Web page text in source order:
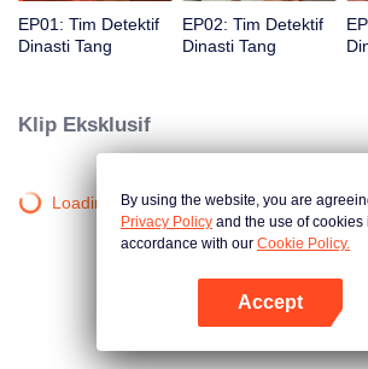
EP01: Tim Detektif
Dinasti Tang
EP02: Tim Detektif
Dinasti Tang
Klip Eksklusif
Loading…By using the website, you are
Privacy Policy and the use of cookies
accordance with our Cookie Policy.
Accept